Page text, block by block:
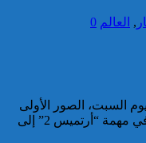
, العالم 0
السبت، الصور الأولى
للأرض التي التقطها رواد الفضاء الأربعة في مهمة “أرتميس 2” إلى